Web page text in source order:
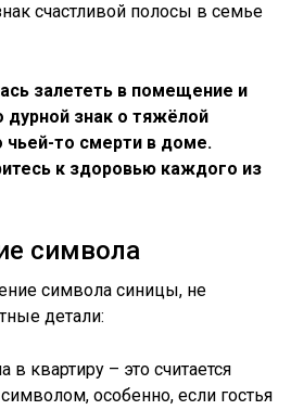
счастливой полосы в семье
залететь в помещение и
дурной знак о тяжёлой
то смерти в доме.
к здоровью каждого из
символа
символа синицы, не
детали:
в квартиру – это считается
особенно, если гостья